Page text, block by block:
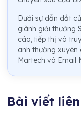
Dưới sự dẫn dắt
giành giải thưởng
cáo, tiếp thị và
anh thường xuyên
Martech và Email
Bài viết